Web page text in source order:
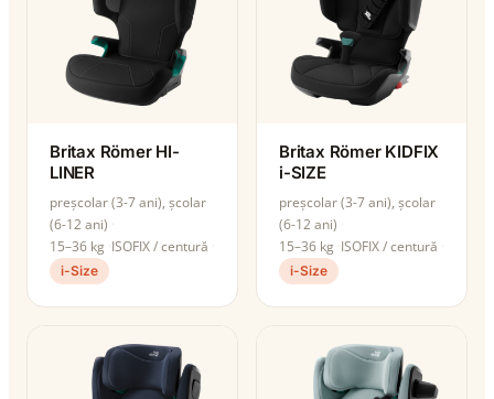
Britax Römer HI-
LINER
preșcolar (3-7 ani), școlar
(6-12 ani)
15–36 kg ISOFIX / centură
i-Size
Britax Römer KIDFIX
i-SIZE
preșcolar (3-7 ani), școlar
(6-12 ani)
15–36 kg ISOFIX / centură
i-Size